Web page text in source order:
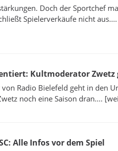
Doch der Sportchef
Spielerverkäufe nicht
Kultmoderator Zwetz
Radio Bielefeld geht in den
noch eine Saison dran....
Alle Infos vor dem Spiel